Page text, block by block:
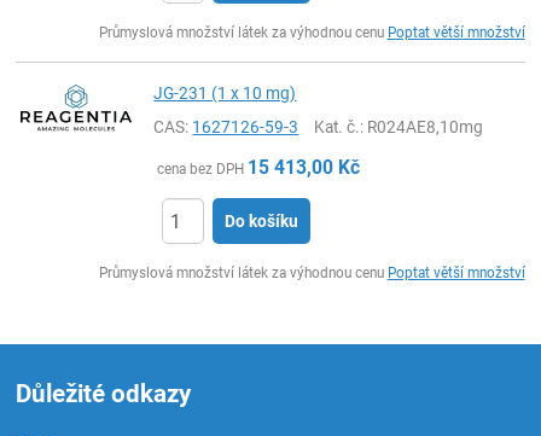
Průmyslová množství látek za výhodnou cenu Poptat větší množství
JG-231 (1 x 10 mg)
CAS: 1627126-59-3 Kat. č.: R024AE8,10mg
cena bez DPH 15 413,00 Kč
Do košíku
Průmyslová množství látek za výhodnou cenu Poptat větší množství
Důležité odkazy